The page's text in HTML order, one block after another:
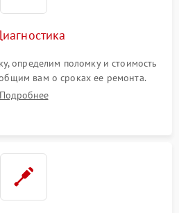
определим поломку и стоимость
вам о сроках ее ремонта.
Подробнее